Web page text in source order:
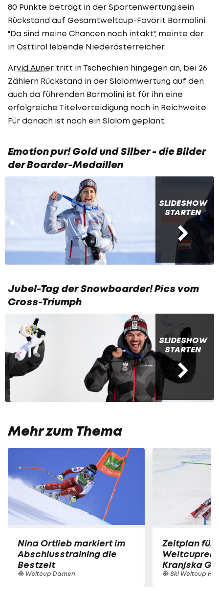
80 Punkte beträgt in der Spartenwertung sein
Rückstand auf Gesamtweltcup-Favorit Bormolini.
"Da sind meine Chancen noch intakt", meinte der
in Osttirol lebende Niederösterreicher.
Arvid Auner tritt in Tschechien hingegen an, bei 26
Zählern Rückstand in der Slalomwertung auf den
auch da führenden Bormolini ist für ihn eine
erfolgreiche Titelverteidigung noch in Reichweite.
Für danach ist noch ein Slalom geplant.
Emotion pur! Gold und Silber - die Bilder
der Boarder-Medaillen
SLIDESHOW
STARTEN
Jubel-Tag der Snowboarder! Pics vom
Cross-Triumph
SLIDESHOW
STARTEN
Mehr zum Thema
Nina Ortlieb markiert im
Abschlusstraining die
Bestzeit
Weltcup Damen
Zeitplan für
Kranjska
Ski Weltcup